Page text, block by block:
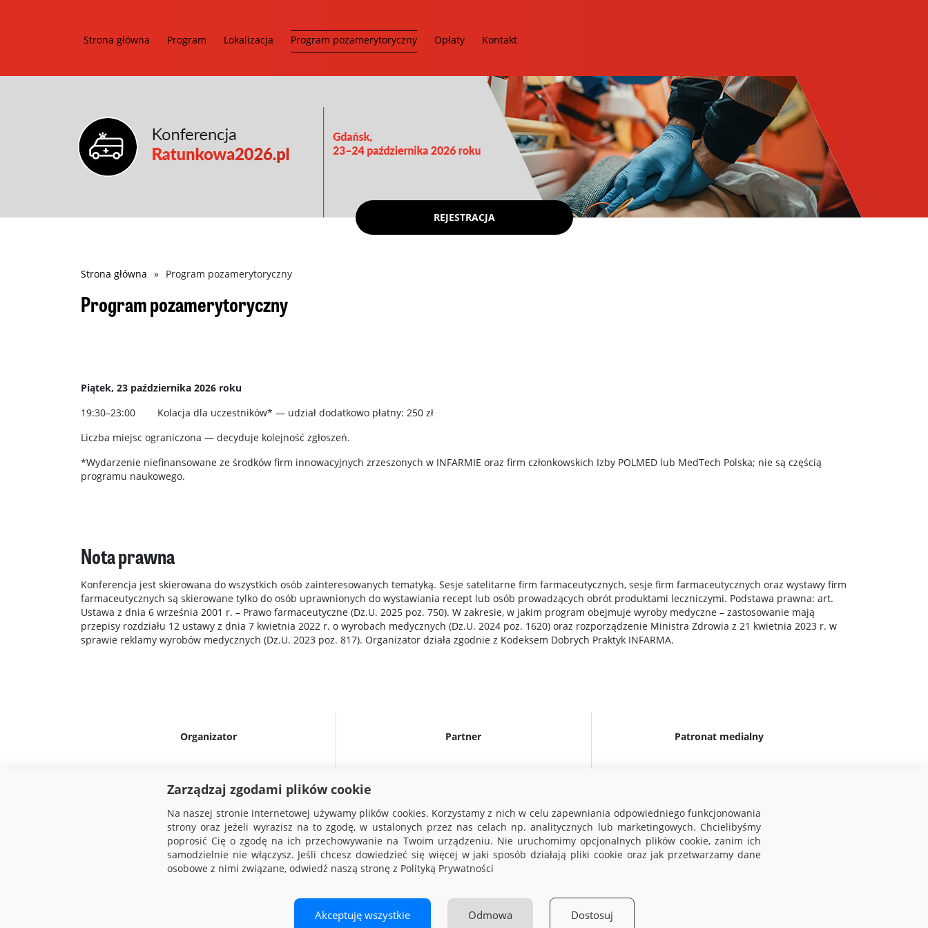
Strona główna Program Lokalizacja Program pozamerytoryczny Opłaty Kontakt
REJESTRACJA
Ścieżka
nawigacyjna
Strona główna Program pozamerytoryczny
Program pozamerytoryczny
Piątek, 23 października 2026 roku
19:30–23:00 Kolacja dla uczestników* — udział dodatkowo płatny: 250 zł
Liczba miejsc ograniczona — decyduje kolejność zgłoszeń.
*Wydarzenie niefinansowane ze środków firm innowacyjnych zrzeszonych w INFARMIE oraz firm członkowskich Izby POLMED lub MedTech Polska; nie są częścią
programu naukowego.
Nota prawna
Konferencja jest skierowana do wszystkich osób zainteresowanych tematyką. Sesje satelitarne firm farmaceutycznych, sesje firm farmaceutycznych oraz wystawy firm
farmaceutycznych są skierowane tylko do osób uprawnionych do wystawiania recept lub osób prowadzących obrót produktami leczniczymi. Podstawa prawna: art.
Ustawa z dnia 6 września 2001 r. – Prawo farmaceutyczne (Dz.U. 2025 poz. 750). W zakresie, w jakim program obejmuje wyroby medyczne – zastosowanie mają
przepisy rozdziału 12 ustawy z dnia 7 kwietnia 2022 r. o wyrobach medycznych (Dz.U. 2024 poz. 1620) oraz rozporządzenie Ministra Zdrowia z 21 kwietnia 2023 r. w
sprawie reklamy wyrobów medycznych (Dz.U. 2023 poz. 817). Organizator działa zgodnie z Kodeksem Dobrych Praktyk INFARMA.
Organizator Partner Patronat medialny
Copyrights © 2026 Via Medica Nota prawna Regulamin
Zarządzaj zgodami plików cookie
Na naszej stronie internetowej używamy plików cookies. Korzystamy z nich w celu zapewniania odpowiedniego funkcjonowania
strony oraz jeżeli wyrazisz na to zgodę, w ustalonych przez nas celach np. analitycznych lub marketingowych. Chcielibyśmy
poprosić Cię o zgodę na ich przechowywanie na Twoim urządzeniu. Nie uruchomimy opcjonalnych plików cookie, zanim ich
samodzielnie nie włączysz. Jeśli chcesz dowiedzieć się więcej w jaki sposób działają pliki cookie oraz jak przetwarzamy dane
osobowe z nimi związane, odwiedź naszą stronę z Polityką Prywatności
Akceptuję wszystkie Odmowa Dostosuj